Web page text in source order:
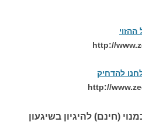
http://
להדחיק
http://
מנוי (חינם) להיגיון בשיגעון